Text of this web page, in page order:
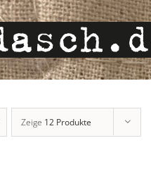
Zeige 12 Produkte